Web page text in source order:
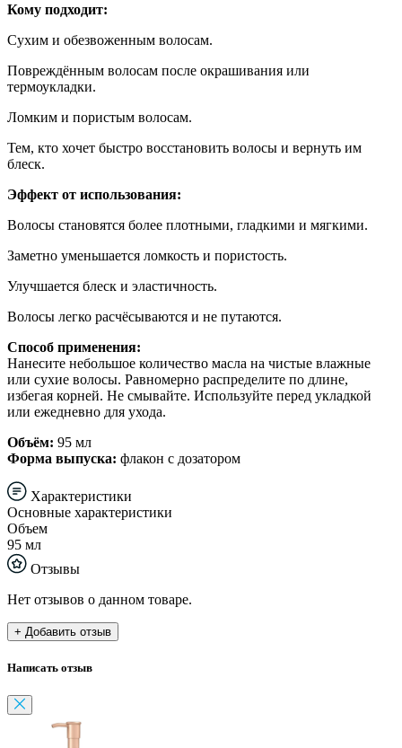
Кому подходит:
Сухим и обезвоженным волосам.
Повреждённым волосам после окрашивания или
термоукладки.
Ломким и пористым волосам.
Тем, кто хочет быстро восстановить волосы и вернуть им
блеск.
Эффект от использования:
Волосы становятся более плотными, гладкими и мягкими.
Заметно уменьшается ломкость и пористость.
Улучшается блеск и эластичность.
Волосы легко расчёсываются и не путаются.
Способ применения:
Нанесите небольшое количество масла на чистые влажные
или сухие волосы. Равномерно распределите по длине,
избегая корней. Не смывайте. Используйте перед укладкой
или ежедневно для ухода.
Объём: 95 мл
Форма выпуска: флакон с дозатором
Характеристики
Основные характеристики
Объем
95 мл
Отзывы
Нет отзывов о данном товаре.
+ Добавить отзыв
Написать отзыв